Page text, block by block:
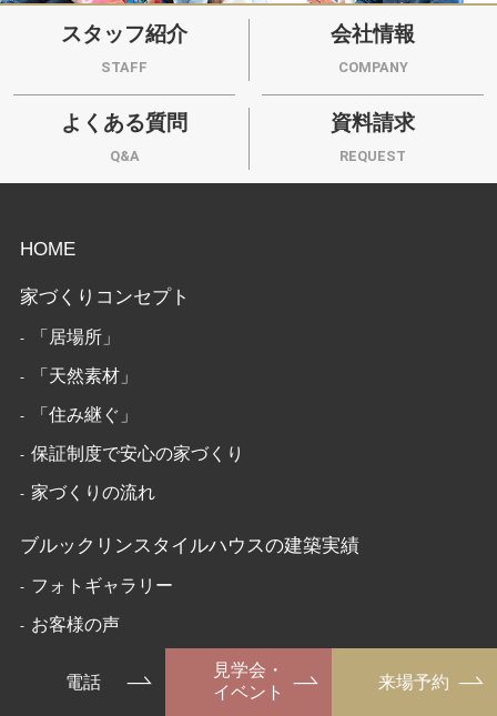
スタッフ紹介
STAFF
会社情報
COMPANY
よくある質問
Q&A
資料請求
REQUEST
HOME
家づくりコンセプト
「居場所」
「天然素材」
「住み継ぐ」
保証制度で安心の家づくり
家づくりの流れ
ブルックリンスタイルハウスの建築実績
フォトギャラリー
お客様の声
デザイン注文住宅ラインナップ
電話
見学会・
イベント
来場予約